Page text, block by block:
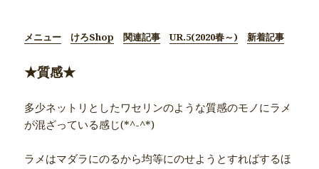
メニュー けろShop 関連記事 UR.5(2020春～) 新着記事
★質感★
多少ネットリとしたワセリンのような質感のモノにラメ
が混ざっている感じ(*^-^*)
ラメはマダラにのるから均等にのせようとすればするほ